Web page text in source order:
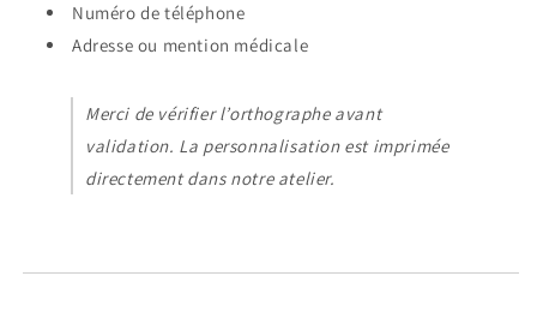
Numéro de téléphone
Adresse ou mention médicale
Merci de vérifier l’orthographe avant
validation. La personnalisation est imprimée
directement dans notre atelier.